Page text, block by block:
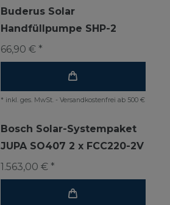
Buderus Solar
Handfüllpumpe SHP-2
66,90 € *
* inkl. ges. MwSt. - Versandkostenfrei ab 500 €
Bosch Solar-Systempaket
JUPA SO407 2 x FCC220-2V
1.563,00 € *